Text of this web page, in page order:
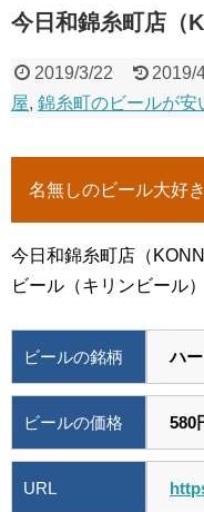
今日和錦糸町店（
2019/3/22 2019/
屋, 錦糸町のビールが安
名無しのビール大好
今日和錦糸町店（
ビール（キリンビール
ビールの銘柄 ハ
ビールの価格 580
URL